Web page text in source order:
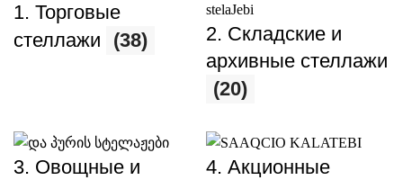
1. Торговые
стеллажи
(38)
2. Складские и
архивные стеллажи
(20)
3. Овощные и
4. Акционные